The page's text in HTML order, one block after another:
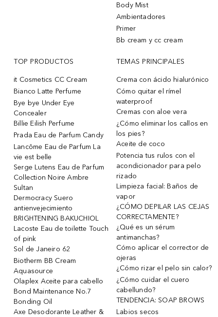
Body Mist
Ambientadores
Primer
Bb cream y cc cream
TOP PRODUCTOS
it Cosmetics CC Cream
Bianco Latte Perfume
Bye bye Under Eye
Concealer
Billie Eilish Perfume
Prada Eau de Parfum Candy
Lancôme Eau de Parfum La
vie est belle
Serge Lutens Eau de Parfum
Collection Noire Ambre
Sultan
Dermocracy Suero
antienvejecimiento
BRIGHTENING BAKUCHIOL
Lacoste Eau de toilette Touch
of pink
Sol de Janeiro 62
Biotherm BB Cream
Aquasource
Olaplex Aceite para cabello
Bond Maintenance No.7
Bonding Oil
Axe Desodorante Leather &
TEMAS PRINCIPALES
Crema con ácido hialurónico
Cómo quitar el rímel
waterproof
Cremas con aloe vera
¿Cómo eliminar los callos en
los pies?
Aceite de coco
Potencia tus rulos con el
acondicionador para pelo
rizado
Limpieza facial: Baños de
vapor
¿CÓMO DEPILAR LAS CEJAS
CORRECTAMENTE?
¿Qué es un sérum
antimanchas?
Cómo aplicar el corrector de
ojeras
¿Cómo rizar el pelo sin calor?
¿Cómo cuidar el cuero
cabellundo?
TENDENCIA: SOAP BROWS
Labios secos